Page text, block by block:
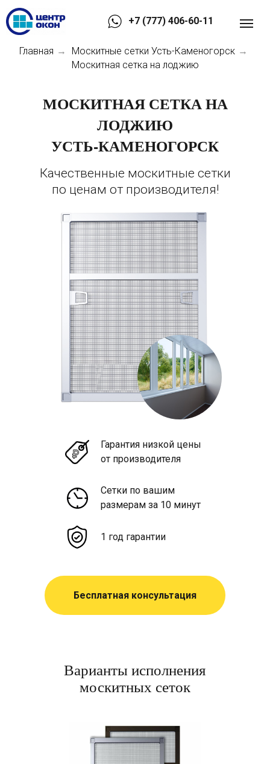
+7 (777) 406-60-11
Главная → Москитные сетки Усть-Каменогорск →
Москитная сетка на лоджию
Гарантия низкой цены
от производителя
Сетки по вашим
размерам за 10 минут
1 год гарантии
Бесплатная консультация
Качественные москитные сетки
по ценам от производителя!
МОСКИТНАЯ СЕТКА НА
ЛОДЖИЮ
УСТЬ-КАМЕНОГОРСК
Варианты исполнения
москитных сеток